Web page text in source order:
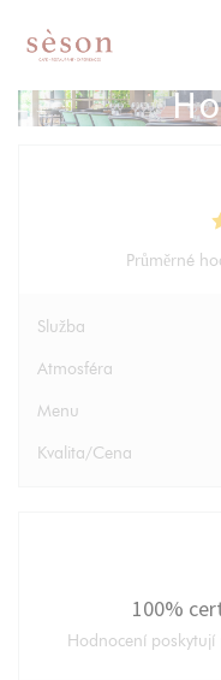
Průměrné
Služba
Atmosféra
Menu
Kvalita/Cena
100%
Hodnocení poskytují